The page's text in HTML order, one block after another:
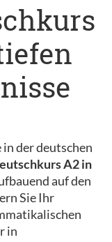
der deutschen
A2 in
auf den
Sie Ihr
in